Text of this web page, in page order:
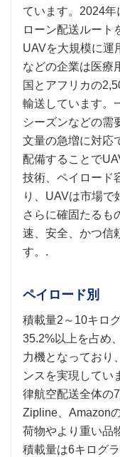
ています。2024
ローン配送ルート
UAVを大規模に運
などの企業は医療
国とアフリカの
輸送しています。
シーズンなどの需
文量の急増に対応
配備することで
技術、ペイロード
り、UAVは市場で
さらに確固たるも
速、安全、かつ信
す。.
ペイロード別
積載量2～10キロ
35.2%以上を占め
力機となっており
ンスを実現してい
律航空配送全体の
Zipline、Amazon
荷物やより重い品
積載量は6キログ